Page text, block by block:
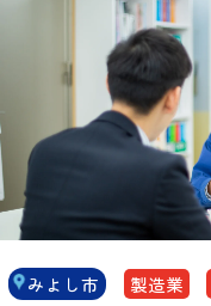
みよし市 製造業